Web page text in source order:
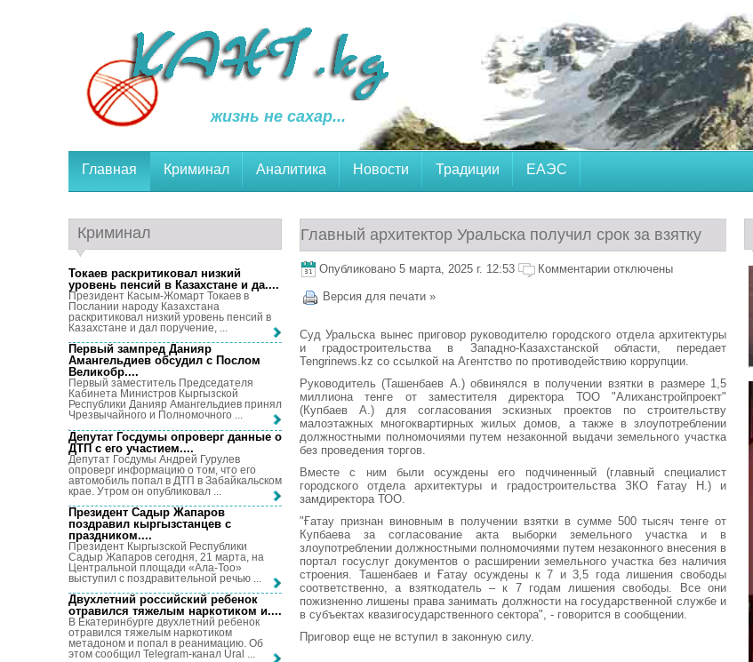
жизнь не сахар...
Главная Криминал Аналитика Новости Традиции ЕАЭС
Главный архитектор Уральска получил срок за взятку
Опубликовано 5 марта, 2025 г. 12:53 Комментарии отключены
Версия для печати »
Суд Уральска вынес приговор руководителю городского отдела архитектуры
и градостроительства в Западно-Казахстанской области, передает
Tengrinews.kz со ссылкой на Агентство по противодействию коррупции.
Руководитель (Ташенбаев А.) обвинялся в получении взятки в размере 1,5
миллиона тенге от заместителя директора ТОО "Алиханстройпроект"
(Купбаев А.) для согласования эскизных проектов по строительству
малоэтажных многоквартирных жилых домов, а также в злоупотреблении
должностными полномочиями путем незаконной выдачи земельного участка
без проведения торгов.
Вместе с ним были осуждены его подчиненный (главный специалист
городского отдела архитектуры и градостроительства ЗКО Ғатау Н.) и
замдиректора ТОО.
"Ғатау признан виновным в получении взятки в сумме 500 тысяч тенге от
Купбаева за согласование акта выборки земельного участка и в
злоупотреблении должностными полномочиями путем незаконного внесения в
портал госуслуг документов о расширении земельного участка без наличия
строения. Ташенбаев и Ғатау осуждены к 7 и 3,5 года лишения свободы
соответственно, а взяткодатель – к 7 годам лишения свободы. Все они
пожизненно лишены права занимать должности на государственной службе и
в субъектах квазигосударственного сектора", - говорится в сообщении.
Приговор еще не вступил в законную силу.
Криминал
Токаев раскритиковал низкий
уровень пенсий в Казахстане и да....
Президент Касым-Жомарт Токаев в
Послании народу Казахстана
раскритиковал низкий уровень пенсий в
Казахстане и дал поручение, ...
Первый зампред Данияр
Амангельдиев обсудил с Послом
Великобр....
Первый заместитель Председателя
Кабинета Министров Кыргызской
Республики Данияр Амангельдиев принял
Чрезвычайного и Полномочного ...
Депутат Госдумы опроверг данные о
ДТП с его участием....
Депутат Госдумы Андрей Гурулев
опроверг информацию о том, что его
автомобиль попал в ДТП в Забайкальском
крае. Утром он опубликовал ...
Президент Садыр Жапаров
поздравил кыргызстанцев с
праздником....
Президент Кыргызской Республики
Садыр Жапаров сегодня, 21 марта, на
Центральной площади «Ала-Тоо»
выступил с поздравительной речью ...
Двухлетний российский ребенок
отравился тяжелым наркотиком и....
В Екатеринбурге двухлетний ребенок
отравился тяжелым наркотиком
метадоном и попал в реанимацию. Об
этом сообщил Telegram-канал Ural ...